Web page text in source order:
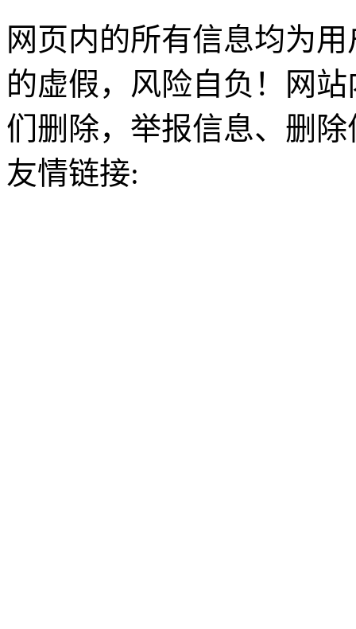
网页内的所有信息均为
的虚假，风险自负！网
们删除，举报信息、删
友情链接: